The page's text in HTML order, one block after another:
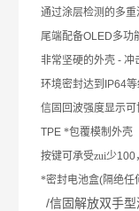
通过涂层检测的多
尾端配备OLED多功
非常坚硬的外壳 -冲
环境密封达到 IP64
信固回波强度显示
TPE*包覆模制外壳
按键可承受zui少100
*密封电池盒(隔绝任
/信固解放双手